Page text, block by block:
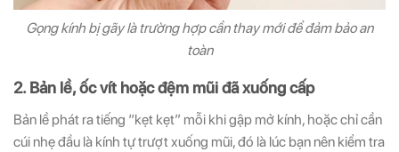
Gọng kính bị gãy là trường hợp cần thay mới để đảm bảo an
toàn
2. Bản lề, ốc vít hoặc đệm mũi đã xuống cấp
Bản lề phát ra tiếng “kẹt kẹt” mỗi khi gập mở kính, hoặc chỉ cần
cúi nhẹ đầu là kính tự trượt xuống mũi, đó là lúc bạn nên kiểm tra